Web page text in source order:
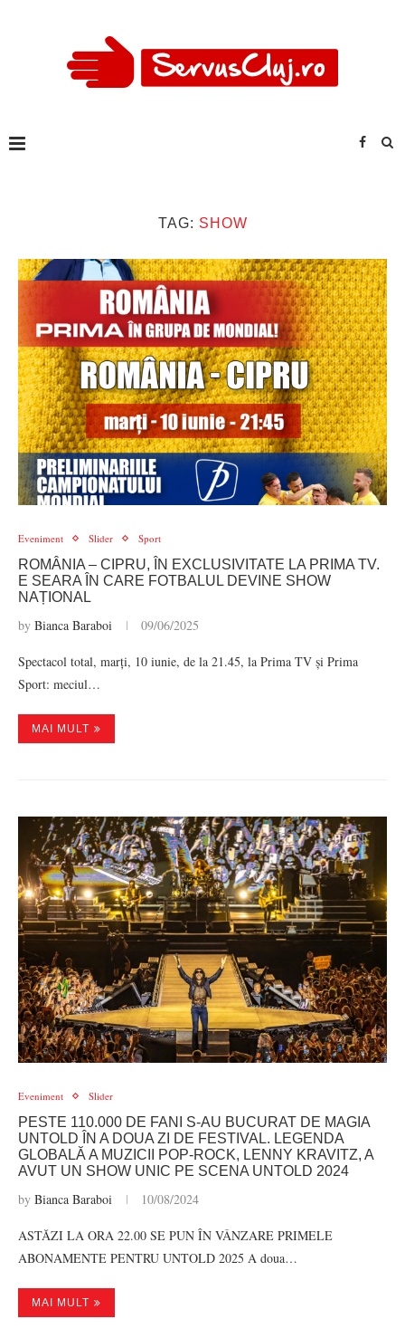
TAG: SHOW
Eveniment Slider Sport
ROMÂNIA – CIPRU, ÎN EXCLUSIVITATE LA PRIMA TV.
E SEARA ÎN CARE FOTBALUL DEVINE SHOW
NAȚIONAL
by Bianca Baraboi 09/06/2025
Spectacol total, marți, 10 iunie, de la 21.45, la Prima TV și Prima
Sport: meciul…
MAI MULT
Eveniment Slider
PESTE 110.000 DE FANI S-AU BUCURAT DE MAGIA
UNTOLD ÎN A DOUA ZI DE FESTIVAL. LEGENDA
GLOBALĂ A MUZICII POP-ROCK, LENNY KRAVITZ, A
AVUT UN SHOW UNIC PE SCENA UNTOLD 2024
by Bianca Baraboi 10/08/2024
ASTĂZI LA ORA 22.00 SE PUN ÎN VÂNZARE PRIMELE
ABONAMENTE PENTRU UNTOLD 2025 A doua…
MAI MULT